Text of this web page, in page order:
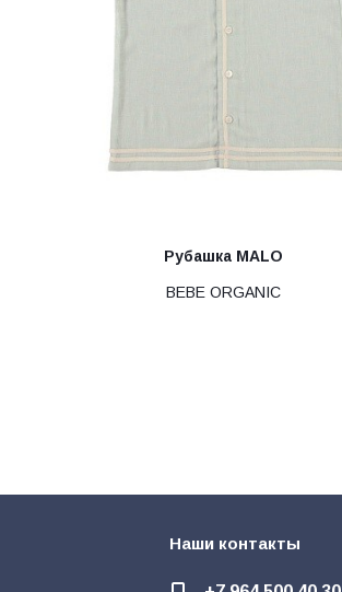
Рубашка MALO
BEBE ORGANIC
Наши контакты